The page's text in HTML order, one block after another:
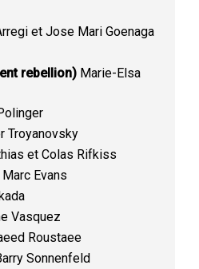
et Jose Mari Goenaga
rebellion) Marie-Elsa
Troyanovsky
et Colas Rifkiss
Marc Evans
Vasquez
Roustaee
Sonnenfeld